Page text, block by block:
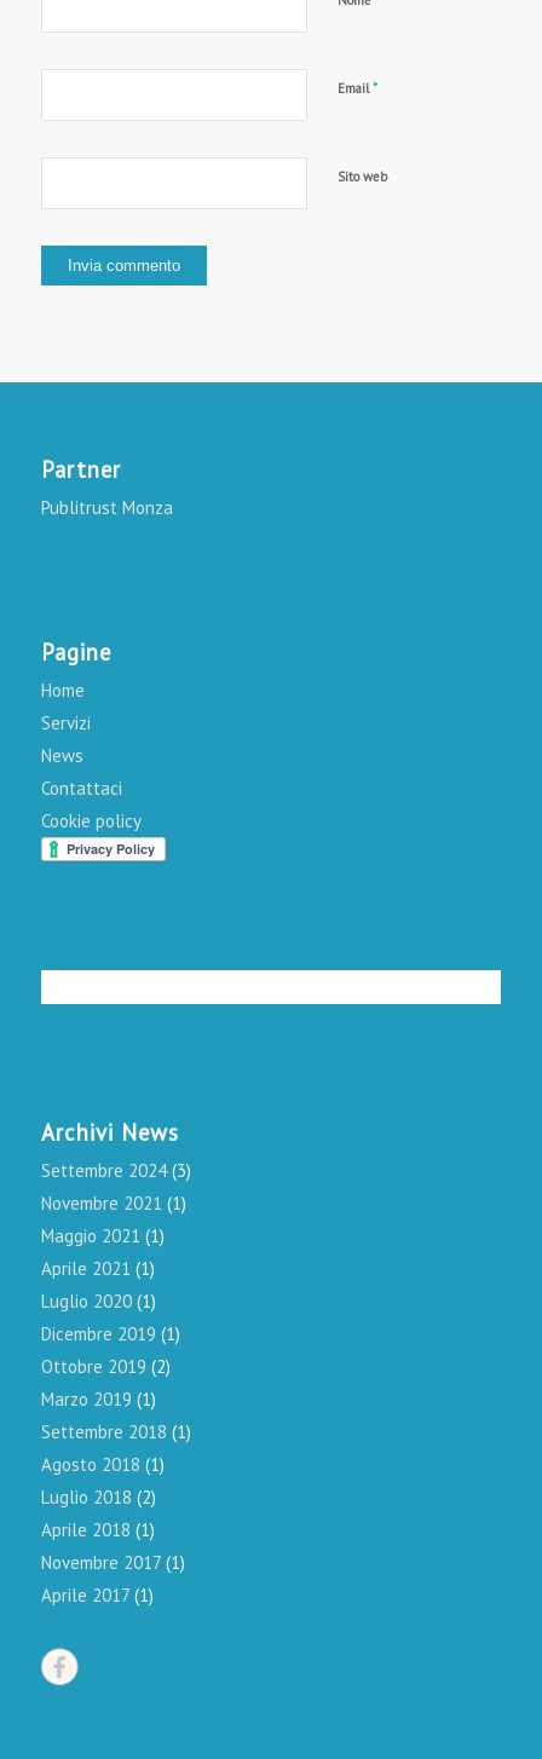
Email*
Sito web
Partner
Publitrust Monza
Pagine
Home
Servizi
News
Contattaci
Cookie policy
Archivi News
Settembre 2024(3)
Novembre 2021 (1)
Maggio 2021 (1)
Aprile 2021 (1)
Luglio 2020(1)
Dicembre 2019 (1)
Ottobre 2019 (2)
Marzo 2019 (1)
Settembre 2018 (1)
Agosto 2018 (1)
Luglio 2018 (2)
Aprile 2018 (1)
Novembre 2017(1)
Aprile 2017(1)